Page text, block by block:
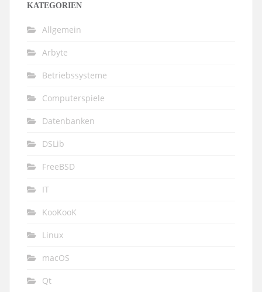
KATEGORIEN
Allgemein
Arbyte
Betriebssysteme
Computerspiele
Datenbanken
DSLib
FreeBSD
IT
KooKooK
Linux
macOS
Qt